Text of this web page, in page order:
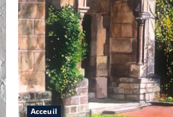
Acceuil